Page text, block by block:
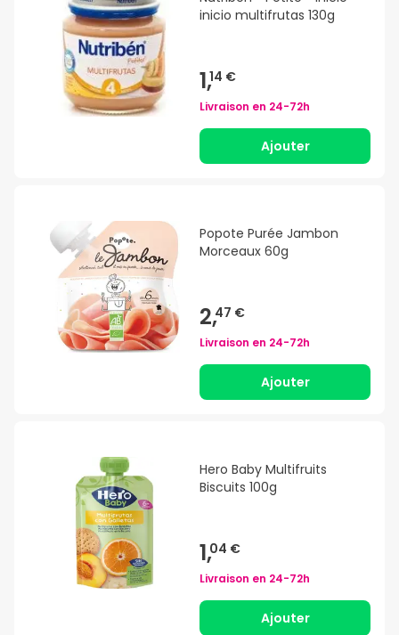
inicio multifrutas 130g
1,14 €
Livraison en 24-72h
Ajouter
Popote Purée Jambon
Morceaux 60g
2,47 €
Livraison en 24-72h
Ajouter
Hero Baby Multifruits
Biscuits 100g
1,04 €
Livraison en 24-72h
Ajouter